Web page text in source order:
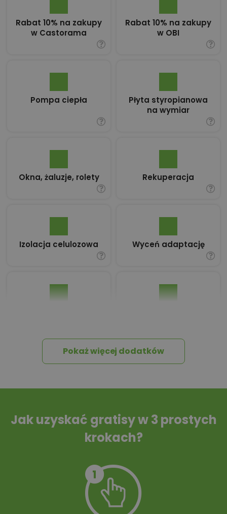
Rabat 10% na zakupy
w Castorama
Rabat 10% na zakupy
w OBI
Pompa ciepła
Płyta styropianowa
na wymiar
Okna, żaluzje, rolety Rekuperacja
Izolacja celulozowa Wyceń adaptację
Tablica informacyjna
Przydomowa
10 projektów małej
Pokaż więcej dodatków
Jak uzyskać gratisy w 3 prostych
krokach?